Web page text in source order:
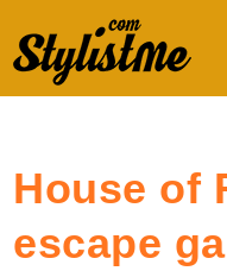
House of
escape